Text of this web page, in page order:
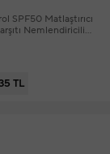
SPF50 Matlaştırıcı
Nemlendiricili
TL